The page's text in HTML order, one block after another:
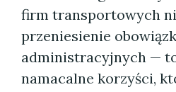
firm transportowych
przeniesienie
administracyjnych —
namacalne korzyści,